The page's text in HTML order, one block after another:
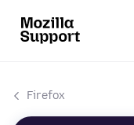
Firefox